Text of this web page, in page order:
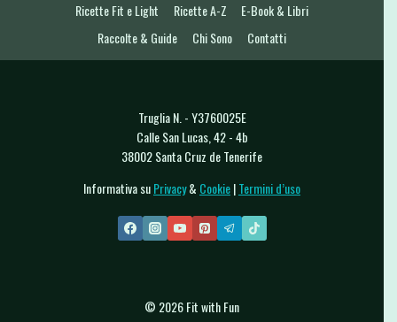
VEGAN
PROTEICA
CARB
Ricette Fit e Light Ricette A-Z
E-Book & Libri
Raccolte & Guide
Chi Sono Contatti
Truglia N. - Y3760025E
Calle San Lucas, 42 - 4b
38002 Santa Cruz de Tenerife
Informativa suPrivacy& Cookie|Termini d’uso
© 2026 Fit with Fun